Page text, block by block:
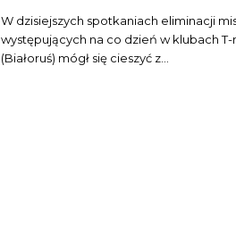
W dzisiejszych spotkaniach eliminacji
występujących na co dzień w klubach
(Białoruś) mógł się cieszyć z...